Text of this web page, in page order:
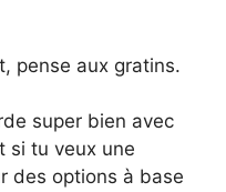
pense aux gratins.
super bien avec
si tu veux une
des options à base